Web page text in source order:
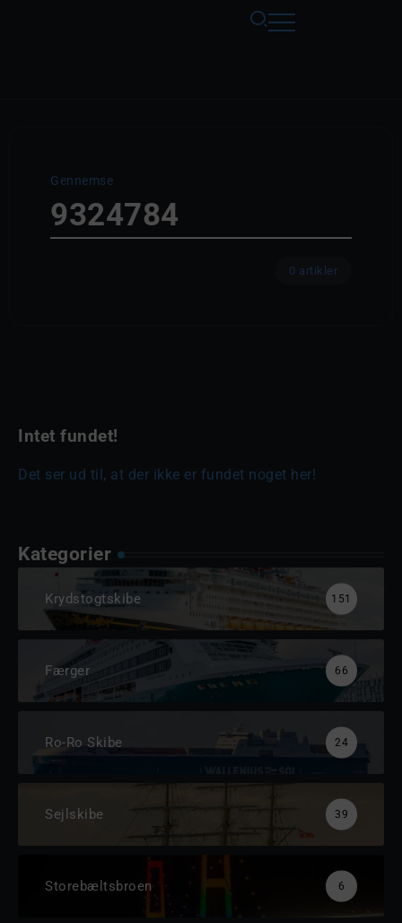
Gennemse
9324784
0 artikler
Intet fundet!
Det ser ud til, at der ikke er fundet noget her!
Kategorier
Krydstogtskibe 151
Færger 66
Ro-Ro Skibe 24
Sejlskibe 39
Storebæltsbroen 6